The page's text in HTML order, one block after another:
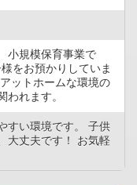
規模保育事業で
をお預かりしていま
ットホームな環境の
われます。
すい環境です。 子供
大丈夫です！ お気軽